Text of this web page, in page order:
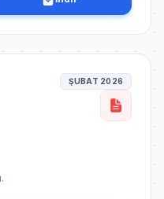
ŞUBAT 2026